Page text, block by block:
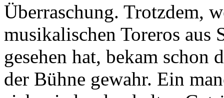
Überraschung. Trotzdem,
musikalischen Toreros aus
gesehen hat, bekam schon
der Bühne gewahr. Ein